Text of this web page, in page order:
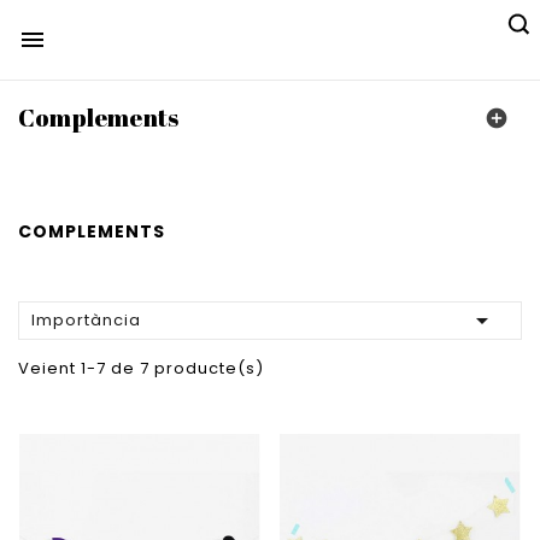

Complements 
COMPLEMENTS
Importància 
Veient 1-7 de 7 producte(s)